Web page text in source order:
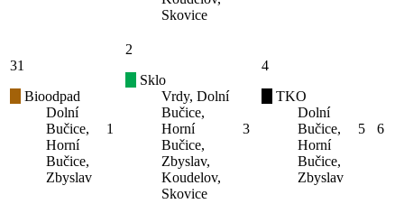
Skovice
31
Bioodpad
Dolní
Bučice,
Horní
Bučice,
Zbyslav
1
2
Sklo
Vrdy, Dolní
Bučice,
Horní
Bučice,
Zbyslav,
Koudelov,
Skovice
3
4
TKO
Dolní
Bučice,
Horní
Bučice,
Zbyslav
5 6